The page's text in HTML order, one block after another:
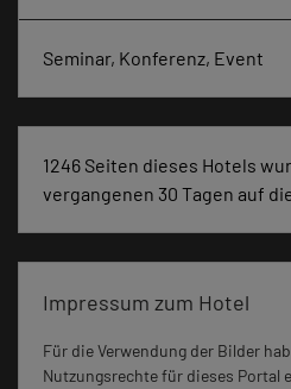
Seminar, Konferenz, Event
1246 Seiten dieses Hotels
vergangenen 30 Tagen auf
Impressum zum Hotel
Für die Verwendung der Bilder
Nutzungsrechte für dieses Portal